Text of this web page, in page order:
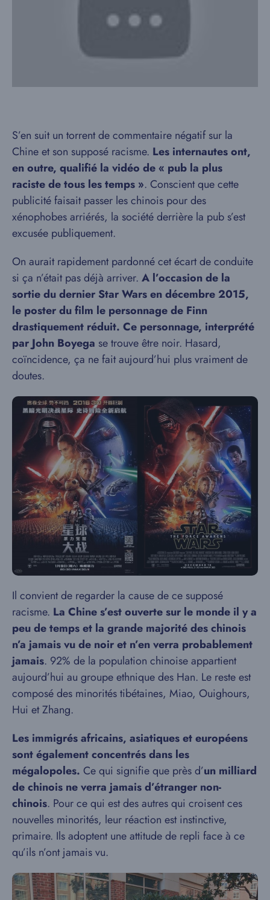
S’en suit un torrent de commentaire négatif sur la
Chine et son supposé racisme. Les internautes ont,
en outre, qualifié la vidéo de « pub la plus
raciste de tous les temps ». Conscient que cette
publicité faisait passer les chinois pour des
xénophobes arriérés, la société derrière la pub s’est
excusée publiquement.
On aurait rapidement pardonné cet écart de conduite
si ça n’était pas déjà arriver. A l’occasion de la
sortie du dernier Star Wars en décembre 2015,
le poster du film le personnage de Finn
drastiquement réduit. Ce personnage, interprété
par John Boyega se trouve être noir. Hasard,
coïncidence, ça ne fait aujourd’hui plus vraiment de
doutes.
Il convient de regarder la cause de ce supposé
racisme. La Chine s’est ouverte sur le monde il y a
peu de temps et la grande majorité des chinois
n’a jamais vu de noir et n’en verra probablement
jamais. 92% de la population chinoise appartient
aujourd’hui au groupe ethnique des Han. Le reste est
composé des minorités tibétaines, Miao, Ouighours,
Hui et Zhang.
Les immigrés africains, asiatiques et européens
sont également concentrés dans les
mégalopoles. Ce qui signifie que près d’un milliard
de chinois ne verra jamais d’étranger non-
chinois. Pour ce qui est des autres qui croisent ces
nouvelles minorités, leur réaction est instinctive,
primaire. Ils adoptent une attitude de repli face à ce
qu’ils n’ont jamais vu.